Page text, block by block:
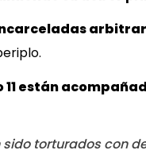
11 están
torturados con